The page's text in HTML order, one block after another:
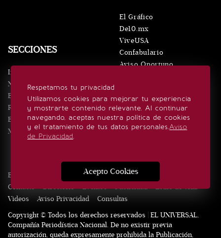
Respetamos tu privacidad
Utilizamos cookies para mejorar tu experiencia
y mostrarte contenido relevante. Al continuar
navegando, aceptas nuestra política de cookies
y el tratamiento de tus datos personales.Aviso
de Privacidad.
Acepto Cookies
SECCIONES
Inicio
Noticias
Eventos
Realeza
Estilo de vida
Minuto x Minuto
El Gráfico
De10.mx
ViveUSA
Confabulario
Aviso Oportuno
SÍGUENOS
Edición Impresa Noticias Quiénes somos
Contacto
Directorio Eventos Publicidad
Estilo de vida
Videos
Aviso Privacidad
Consultas
Copyright © Todos los derechos reservados | EL UNIVERSAL,
Compañía Periodística Nacional. De no existir previa
autorización, queda expresamente prohibida la Publicación,